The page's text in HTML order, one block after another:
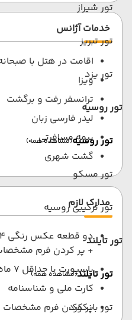
تور شیراز
تور تبریز
تور یزد
تور روسیه
تور روسیه(مشاهده همه)
تور مسکو
تور ترکیبی روسیه
تور تایلند
تور تایلند(مشاهده همه)
تور بانکوک
خدمات آژانس
اقامت در هتل با
ویزا
ترانسفر رفت و برگشت
لیدر فارسی زبان
بیمه مسافرتی
گشت شهری
مدارک لازم
+ پر کردن فرم
پاسپورت با حداقل 7 ماه اعتبار
کارت ملی و شناسنامه
پر کردن فرم مشخصات